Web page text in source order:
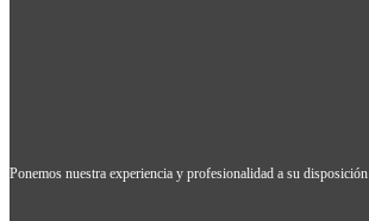
Ponemos nuestra experiencia y profesionalidad a su disposición